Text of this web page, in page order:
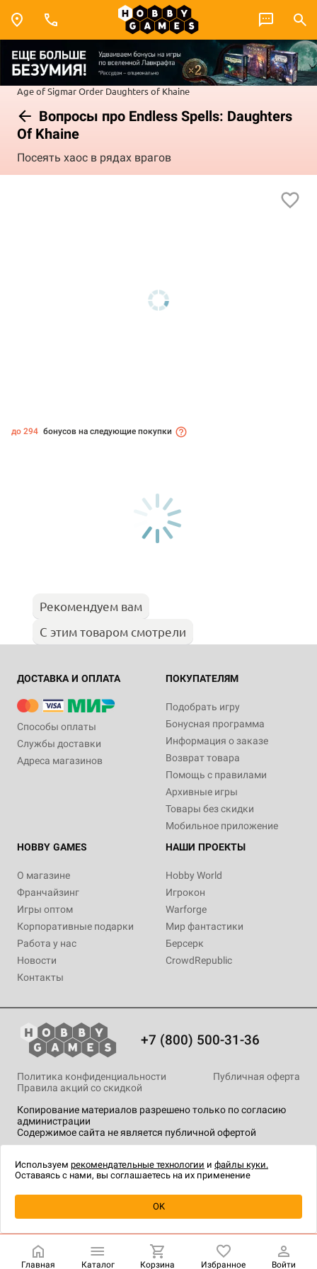
Age of SigmarOrder Daughters of Khaine
Вопросы про Endless Spells: Daughters
Of Khaine
Посеять хаос в рядах врагов
Уведомить о наличии
до 294 бонусов на следующие покупки
Рекомендуем вам
С этим товаром смотрели
ДОСТАВКА И ОПЛАТА
Способы оплаты
Службы доставки
Адреса магазинов
ПОКУПАТЕЛЯМ
Подобрать игру
Бонусная программа
Информация о заказе
Возврат товара
Помощь с правилами
Архивные игры
Товары без скидки
Мобильное приложение
HOBBY GAMES
О магазине
Франчайзинг
Игры оптом
Корпоративные подарки
Работа у нас
Новости
Контакты
НАШИ ПРОЕКТЫ
Hobby World
Игрокон
Warforge
Мир фантастики
Берсерк
CrowdRepublic
+7 (800) 500-31-36
Копирование материалов разрешено только по согласию
администрации
Содержимое сайта не является публичной офертой
Политика конфиденциальности
Публичная оферта
Правила акций со скидкой
технологии.
Главная Каталог Корзина Избранное Войти
Используем рекомендательные технологии и файлы куки.
Оставаясь с нами, вы соглашаетесь на их применение
OK